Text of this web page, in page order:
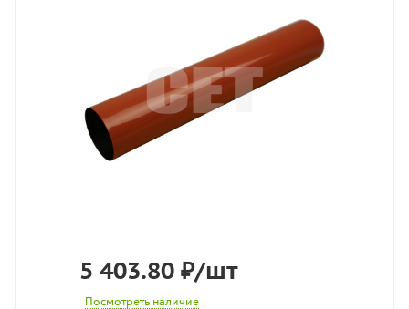
5 403.80 ₽/шт
Посмотреть наличие